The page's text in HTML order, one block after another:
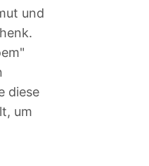
und
diese
um